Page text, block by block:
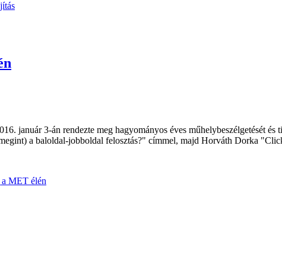
január 3-án rendezte meg hagyományos éves műhelybeszélgetését
a baloldal-jobboldal felosztás?" címmel, majd Horváth Dorka
MET élén